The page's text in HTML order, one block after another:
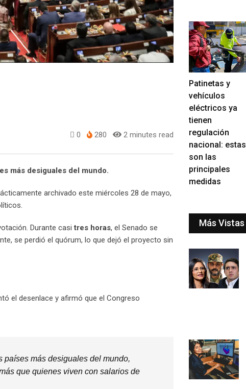
0 280 2 minutes read
más desiguales del mundo.
archivado este miércoles 28 de mayo,
Durante casitres horas, el Senado se
se perdió el quórum, lo que dejó el proyecto sin
el desenlace y afirmó que el Congreso
países más desiguales del mundo,
que quienes viven con salarios de
Patinetas y
vehículos
eléctricos ya
tienen
regulación
nacional: estas
son las
principales
medidas
Más Vistas